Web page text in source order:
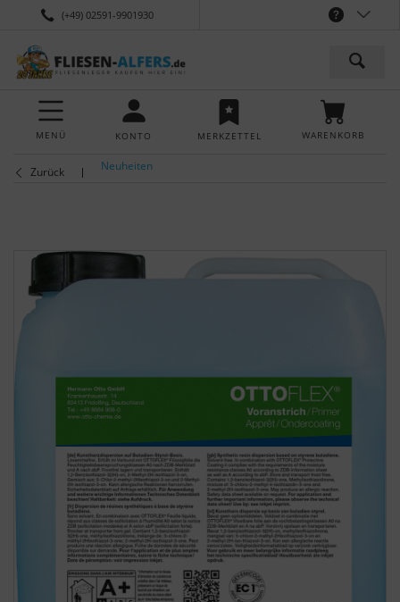
(+49) 02591-9901930
MENÜ KONTO MERKZETTEL WARENKORB
Zurück Neuheiten